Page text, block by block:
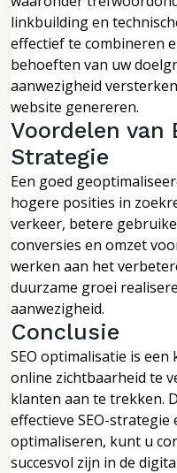
linkbuilding en
effectief te combineren
behoeften van uw
aanwezigheid
website genereren.
Voordelen van
Strategie
Een goed
hogere posities in
verkeer, betere
conversies en omzet
werken aan het
duurzame groei
aanwezigheid.
Conclusie
SEO optimalisatie is
online zichtbaarheid te
klanten aan te trekken.
effectieve SEO-
optimaliseren, kunt u
succesvol zijn in de